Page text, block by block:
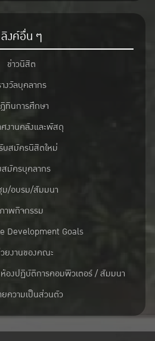
ลิงค์อื่น ๆ
ข่าวนิสิต
งวัลบุคลากร
ทินการศึกษา
ศงานคลังและพัสดุ
บสมัครนิสิตใหม่
มัครบุคลากร
ม/อบรม/สัมมนา
ภาพกิจกรรม
Development Goals
ยงานของคณะ
ห้องปฏิบัติการคอมพิวเตอร์ / สัมมนา
ยความเป็นส่วนตัว